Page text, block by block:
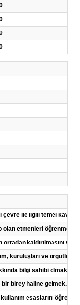
0
0
0
0
ile ilgili temel
olan etmenleri öğrenmek,
kaldırılmasını
kuruluşları ve örgütleri
bilgi sahibi olmak,
birey haline gelmek.
esaslarını